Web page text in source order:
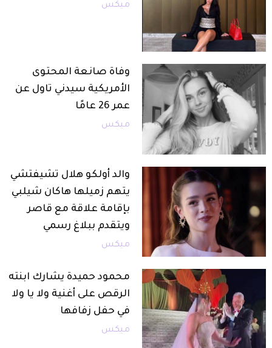
ميكس
وفاة صانعة المحتوى
الأمريكية سيدني تاول عن
عمر 26 عامًا
ميكس
والد أولكو هلال تشيفتشي
يتهم زميلها هاكان شيلبي
بإقامة علاقة مع قاصر
ويتقدم ببلاغ رسمي
ميكس
محمود حميدة يشارك ابنته
الرقص على أغنية ولا يا ولا
في حفل زفافها
ميكس